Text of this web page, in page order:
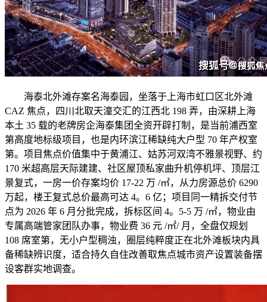
海泰北外滩存案名海泰园，坐落于上海市虹口区北外滩
CAZ 焦点，四川北取天潼交汇的江西北 198 弄，由深耕上海
本土 35 载的老牌房企海泰集团全资开辟打制，是当前浦西室
第高度地标级项目，也是内环滨江稀缺纯大户型 70 年产权室
第。项目焦点价值集中于黄浦江、姑苏河双湾不雅景视野、约
170 米超高层天际建建、社区屋顶私家曲升机停机坪、顶层江
景复式，一房一价存案均价 17-22 万 /㎡，从力房源总价 6290
万起，楼王复式总价最高可达 4。6 亿；项目同一精拆交付节
点为 2026 年 6 月分批完成，拆标区间 4。5-5 万 /㎡，物业由
专属高端管家团队办事，物业费 36 元 /㎡/ 月，全盘仅规划
108 席室第，无小户型稠浊，圈层纯粹度正在北外滩板块内具
备稀缺辨识度，适合持久自住改善取焦点城市资产设置装备摆
设客群实地调查。